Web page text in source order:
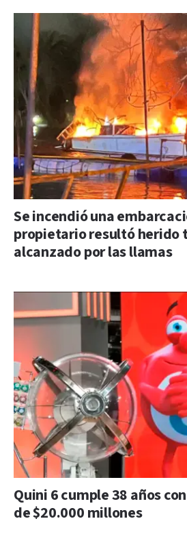
Se incendió una
propietario resultó herido
alcanzado por las llamas
Quini 6 cumple 38 años
de $20.000 millones